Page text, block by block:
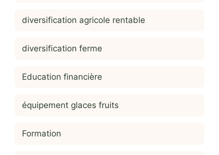
diversification agricole rentable
diversification ferme
Education financière
équipement glaces fruits
Formation